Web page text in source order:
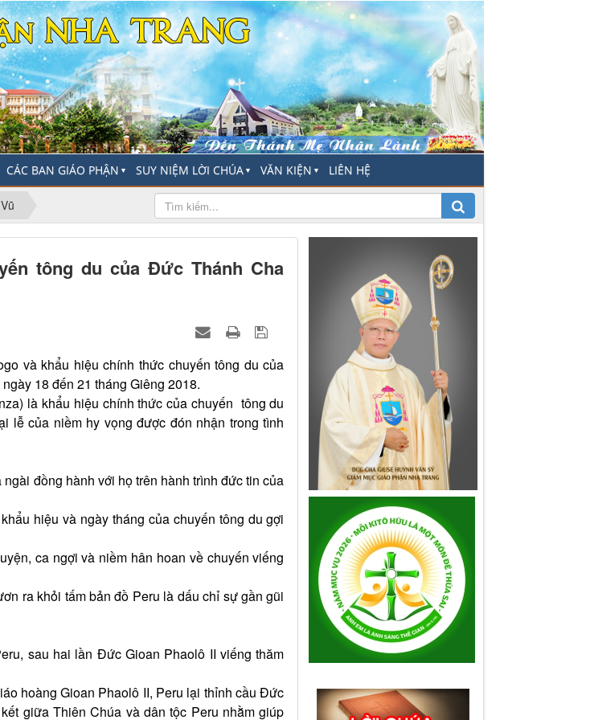
CÁC BAN GIÁO PHẬN ▼ SUY NIỆM LỜI CHÚA ▼ VĂN KIỆN ▼ LIÊN HỆ
tông du của Đức Thánh Cha
và khẩu hiệu chính thức chuyến tông du của
18 đến 21 tháng Giêng 2018.
là khẩu hiệu chính thức của chuyến tông du
lễ của niềm hy vọng được đón nhận trong tình
đồng hành với họ trên hành trình đức tin của
hiệu và ngày tháng của chuyến tông du gợi
ca ngợi và niềm hân hoan về chuyến viếng
ra khỏi tấm bản đồ Peru là dấu chỉ sự gần gũi
sau hai lần Đức Gioan Phaolô II viếng thăm
hoàng Gioan Phaolô II, Peru lại thỉnh cầu Đức
giữa Thiên Chúa và dân tộc Peru nhằm giúp